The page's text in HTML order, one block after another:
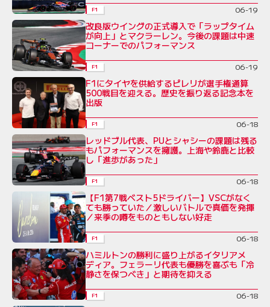
F1 06-19
改良版ウイングの正式導入で「ラップタイム
が向上」とマクラーレン。今後の課題は中速
コーナーでのパフォーマンス
F1 06-19
F1にタイヤを供給するピレリが選手権通算
500戦目を迎える。歴史を振り返る記念本を
出版
F1 06-18
レッドブル代表、PUとシャシーの課題は残る
もパフォーマンスを擁護。上海や鈴鹿と比較
し「進歩があった」
F1 06-18
【F1第7戦ベスト5ドライバー】VSCがなく
ても勝っていた／激しいバトルで真価を発揮
／来季の噂をものともしない好走
F1 06-18
ハミルトンの勝利に盛り上がるイタリアメ
ディア。フェラーリ代表も優勝を喜ぶも「冷
静さを保つべき」と期待を抑える
F1 06-18